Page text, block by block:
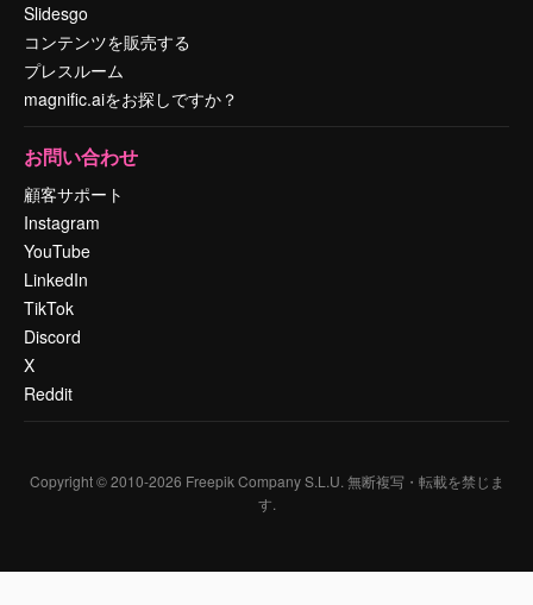
Slidesgo
コンテンツを販売する
プレスルーム
magnific.aiをお探しですか？
お問い合わせ
顧客サポート
Instagram
YouTube
LinkedIn
TikTok
Discord
X
Reddit
Copyright © 2010-2026 Freepik Company S.L.U. 無断複写・転載を禁じま
す.